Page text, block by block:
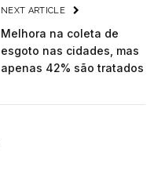
NEXT ARTICLE
Melhora na coleta de
esgoto nas cidades, mas
apenas 42% são tratados